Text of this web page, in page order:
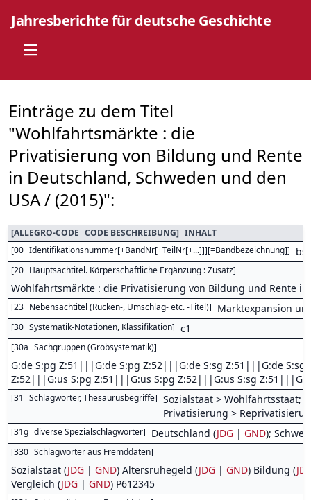
Jahresberichte für deutsche Geschichte
Open main menu
Einträge zu dem Titel
"Wohlfahrtsmärkte : die
Privatisierung von Bildung und Rente
in Deutschland, Schweden und den
USA / (2015)":
[ALLEGRO-CODE CODE BESCHREIBUNG] INHALT
[00 Identifikationsnummer[+BandNr[+TeilNr[+...]]][=Bandbezeichnung]]
[20 Hauptsachtitel. Körperschaftliche Ergänzung : Zusatz]
Wohlfahrtsmärkte : die Privatisierung von Bildung und Rente
[23 Nebensachtitel (Rücken-, Umschlag- etc. -Titel)] Marktexpansion
[30 Systematik-Notationen, Klassifikation] c1
[30a Sachgruppen (Grobsystematik)]
G:de S:pg Z:51|||G:de S:pg Z:52|||G:de S:sg Z:51|||G:de
Z:52|||G:us S:pg Z:51|||G:us S:pg Z:52|||G:us S:sg
[31 Schlagwörter, Thesaurusbegriffe] Sozialstaat > Wohlfahrtsstaat;
Privatisierung >
[31g diverse Spezialschlagwörter] Deutschland (JDG | GND);
[330 Schlagwörter aus Fremddaten]
Sozialstaat (JDG | GND) Altersruhegeld (JDG | GND) Bildung (
Vergleich (JDG | GND) P612345